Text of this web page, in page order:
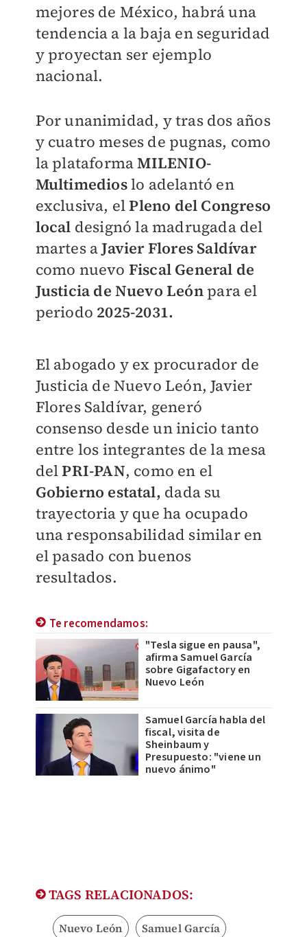
mejores de México, habrá una
tendencia a la baja en seguridad
y proyectan ser ejemplo
nacional.
Por unanimidad, y tras dos años
y cuatro meses de pugnas, como
la plataformaMILENIO-
Multimedioslo adelantó en
exclusiva, elPleno del Congreso
local designó la madrugada del
martes aJavier Flores Saldívar
como nuevo Fiscal General de
Justicia de Nuevo Leónpara el
periodo 2025-2031.
El abogado y ex procurador de
Justicia de Nuevo León, Javier
Flores Saldívar, generó
consenso desde un inicio tanto
entre los integrantes de la mesa
delPRI-PAN, como en el
Gobierno estatal, dada su
trayectoria y que ha ocupado
una responsabilidad similar en
el pasado con buenos
resultados.
Te recomendamos:
"Tesla sigue en pausa",
afirma Samuel García
sobre Gigafactory en
Nuevo León
Samuel García habla del
fiscal, visita de
Sheinbaum y
Presupuesto: "viene un
nuevo ánimo"
TAGS RELACIONADOS:
Nuevo León Samuel García